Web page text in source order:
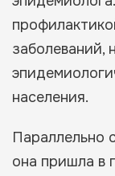
заболеваний,
населения.
Параллельно
она пришла в